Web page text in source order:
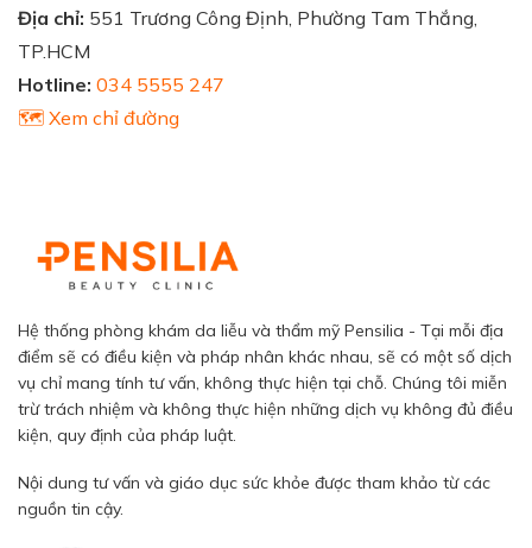
Địa chỉ: 551 Trương Công Định, Phường Tam Thắng,
TP.HCM
Hotline: 034 5555 247
🗺️ Xem chỉ đường
Hệ thống phòng khám da liễu và thẩm mỹ Pensilia - Tại mỗi địa
điểm sẽ có điều kiện và pháp nhân khác nhau, sẽ có một số dịch
vụ chỉ mang tính tư vấn, không thực hiện tại chỗ. Chúng tôi miễn
trừ trách nhiệm và không thực hiện những dịch vụ không đủ điều
kiện, quy định của pháp luật.
Nội dung tư vấn và giáo dục sức khỏe được tham khảo từ các
nguồn tin cậy.